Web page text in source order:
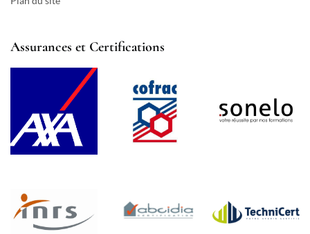
Assurances et Certifications